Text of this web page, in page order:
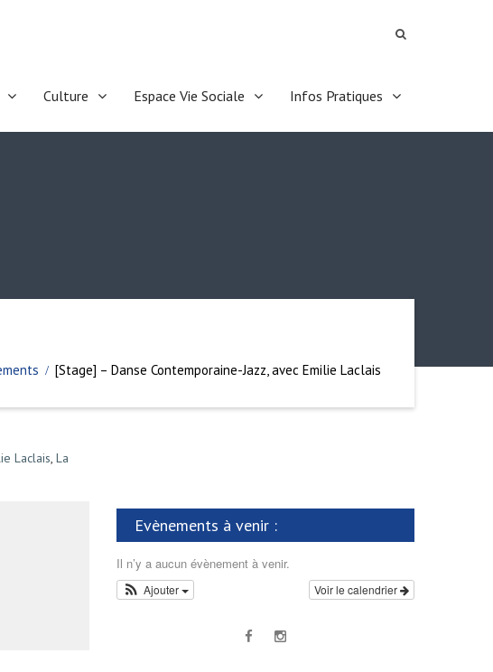
Culture Espace Vie Sociale Infos Pratiques
[Stage] – Danse Contemporaine-Jazz, avec Emilie Laclais
Laclais, La
Evènements à venir :
Il n’y a aucun évènement à venir.
Voir le calendrier
Ajouter